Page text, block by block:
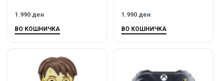
1.990 ден
ВО КОШНИЧКА
1.990 ден
ВО КОШНИЧКА